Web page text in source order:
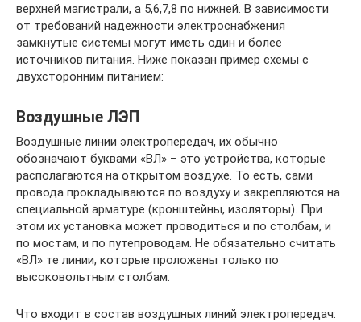
верхней магистрали, а 5,6,7,8 по нижней. В зависимости
от требований надежности электроснабжения
замкнутые системы могут иметь один и более
источников питания. Ниже показан пример схемы с
двухсторонним питанием:
Воздушные ЛЭП
Воздушные линии электропередач, их обычно
обозначают буквами «ВЛ» – это устройства, которые
располагаются на открытом воздухе. То есть, сами
провода прокладываются по воздуху и закрепляются на
специальной арматуре (кронштейны, изоляторы). При
этом их установка может проводиться и по столбам, и
по мостам, и по путепроводам. Не обязательно считать
«ВЛ» те линии, которые проложены только по
высоковольтным столбам.
Что входит в состав воздушных линий электропередач: